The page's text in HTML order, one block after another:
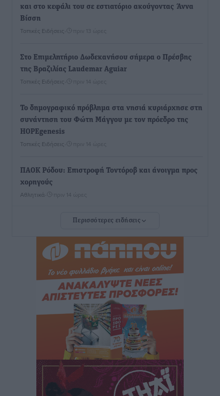
και στο κεφάλι του σε εστιατόριο ακούγοντας Άννα
Βίσση
Τοπικές Ειδήσεις πριν 13 ώρες
Στο Επιμελητήριο Δωδεκανήσου σήμερα ο Πρέσβης
της Βραζιλίας Laudemar Aguiar
Τοπικές Ειδήσεις πριν 14 ώρες
To δημογραφικό πρόβλημα στα νησιά κυριάρχησε στη
συνάντηση του Φώτη Μάγγου με τον πρόεδρο της
HOPEgenesis
Τοπικές Ειδήσεις πριν 14 ώρες
ΠΑΟΚ Ρόδου: Επιστροφή Τοντόροβ και άνοιγμα προς
χορηγούς
Αθλητικά πριν 14 ώρες
Rhodes Beyond Summer – Εκεί που το καλοκαίρι
Τοπικές Ειδήσεις• πριν 14 ώρες
Κικίλιας: Μειώθηκαν κατά 34% οι μεταναστευτικές
ροές στα θαλάσσια σύνορα
• πριν 14 ώρες
Κως: Γερμανός τουρίστας κέρδισε αποζημίωση 900
ευρώ επειδή δεν βρήκε ξαπλώστρες στις
οικογενειακές διακοπές του
Τοπικές Ειδήσεις• πριν 14 ώρες
Ο γεωεντοπισμός μέσω 112 «έσωσε» Δανό περιπατητή
Περισσότερες ειδήσεις